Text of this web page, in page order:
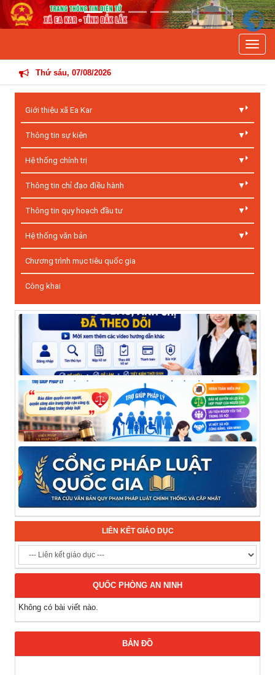
Thứ sáu, 07/08/2026
Giới thiệu xã Ea Kar
Thông tin sự kiện
Hệ thống chính trị
Thông tin chỉ đạo điều hành
Thông tin quy hoạch đầu tư
Hệ thống văn bản
Chương trình mục tiêu quốc gia
Công khai
LIÊN KẾT GIÁO DỤC
QUỐC PHÒNG AN NINH
Không có bài viết nào.
BẢN ĐỒ